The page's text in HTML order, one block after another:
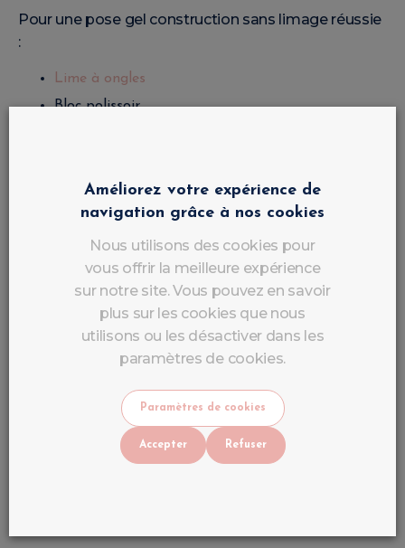
Pour une pose gel construction sans limage réussie
:
Lime à ongles
Bloc polissoir
Base coat
Gel construction sans limage
Pinceau gel
Lampe UV/LED
Top coat
Huile cuticules
Professionnelle
Désinfection des Mains
Améliorez votre expérience de
navigation grâce à nos cookies
Nous utilisons des cookies pour
vous offrir la meilleure expérience
sur notre site. Vous pouvez en savoir
plus sur les cookies que nous
utilisons ou les désactiver dans les
paramètres de cookies.
Paramètres de cookies
Accepter Refuser